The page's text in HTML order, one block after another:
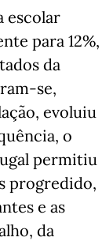
escolar
para 12%,
da
se,
evoluiu
o
permitiu
progredido,
e as
da